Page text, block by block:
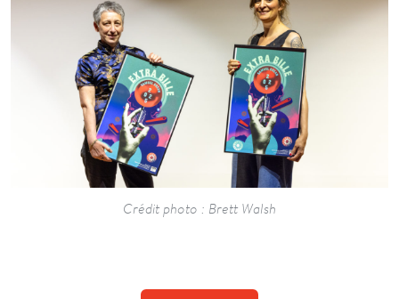
Crédit photo : Brett Walsh